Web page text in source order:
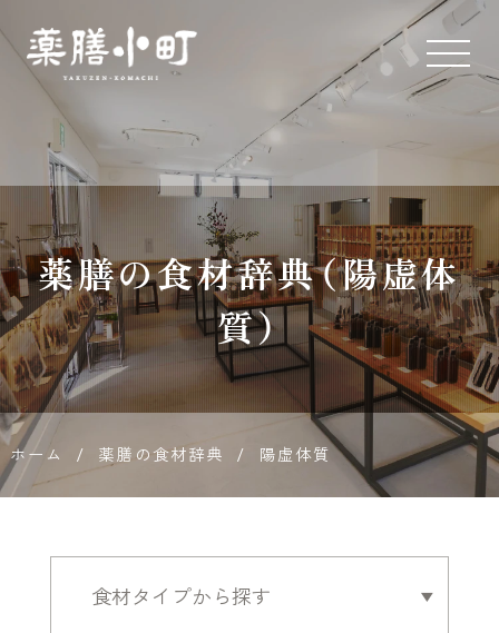
薬膳とス
パイス専
門店 薬膳
小町
薬膳の食材辞典（陽虚体
質）
ホーム / 薬膳の食材辞典 / 陽虚体質